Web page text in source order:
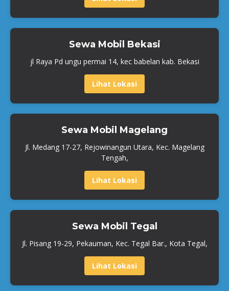
Sewa Mobil Bekasi
jl Raya Pd ungu permai 14, kec babelan kab. Bekasi
Lihat Lokasi
Sewa Mobil Magelang
Jl. Medang 17-27, Rejowinangun Utara, Kec. Magelang
Tengah,
Lihat Lokasi
Sewa Mobil Tegal
Jl. Pisang 19-29, Pekauman, Kec. Tegal Bar., Kota Tegal,
Lihat Lokasi